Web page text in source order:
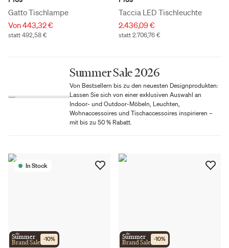
Gatto Tischlampe
Von 443,32 €
statt 492,58 €
Taccia LED Tischleuchte
2.436,09 €
statt 2.706,76 €
Summer Sale 2026
Von Bestsellern bis zu den neuesten Designprodukten:
Lassen Sie sich von einer exklusiven Auswahl an
Indoor- und Outdoor-Möbeln, Leuchten,
Wohnaccessoires und Tischaccessoires inspirieren –
mit bis zu 50 % Rabatt.
In Stock
the
Summer
Brand Sale -10%
the
Summer
Brand Sale -10%